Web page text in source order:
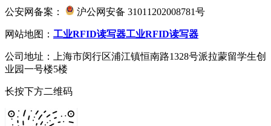
公安网备案： 沪公网安备 31011202008781号
网站地图： 工业RFID读写器工业RFID读写器
公司地址：上海市闵行区浦江镇恒南路1328号派拉蒙留学生创
业园一号楼5楼
长按下方二维码